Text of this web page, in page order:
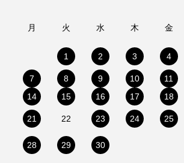
月 火 水 木 金
1 2 3 4
7 8 9 10 11
14
15 16 17 18
21 22 23 24 25
28 29 30